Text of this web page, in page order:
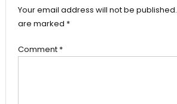
Your email address will not be published.
are marked *
Comment *